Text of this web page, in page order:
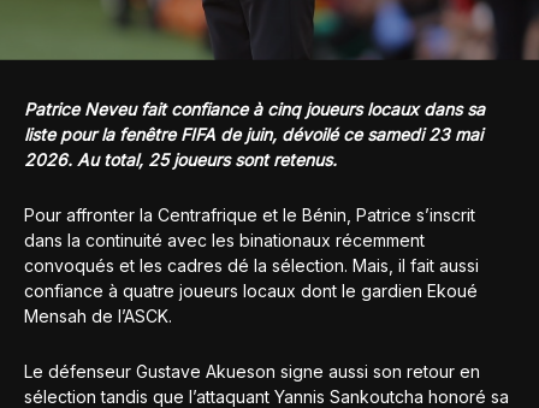
Patrice Neveu fait confiance à cinq joueurs locaux dans sa
liste pour la fenêtre FIFA de juin, dévoilé ce samedi 23 mai
2026. Au total, 25 joueurs sont retenus.
Pour affronter la Centrafrique et le Bénin, Patrice s’inscrit
dans la continuité avec les binationaux récemment
convoqués et les cadres dé la sélection. Mais, il fait aussi
confiance à quatre joueurs locaux dont le gardien Ekoué
Mensah de l’ASCK.
Le défenseur Gustave Akueson signe aussi son retour en
sélection tandis que l’attaquant Yannis Sankoutcha honoré sa